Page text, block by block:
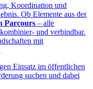
Koordination und
Ob Elemente aus der
Parcours – alle
und verbindbar.
mit
Einsatz im öffentlichen
suchen und dabei